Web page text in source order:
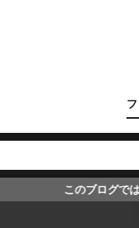
ではアフィリエイト広告